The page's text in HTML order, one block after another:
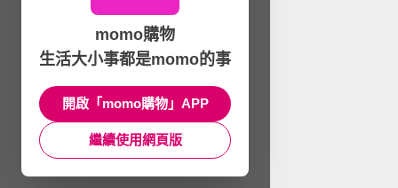
momo購物
生活大小事都是momo的事
開啟「momo購物」APP
繼續使用網頁版